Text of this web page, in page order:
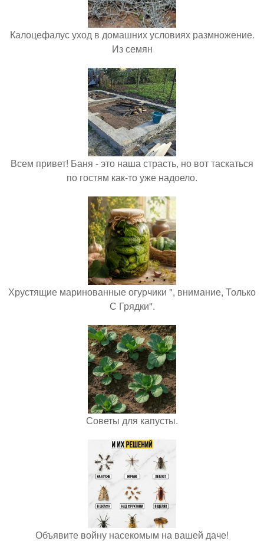
Калоцефалус уход в домашних условиях размножение.
Из семян
Всем привет! Баня - это наша страсть, но вот таскаться
по гостям как-то уже надоело.
Хрустящие маринованные огурчики ", внимание, Только
С Грядки".
Советы для капусты.
Объявите войну насекомым на вашей даче!